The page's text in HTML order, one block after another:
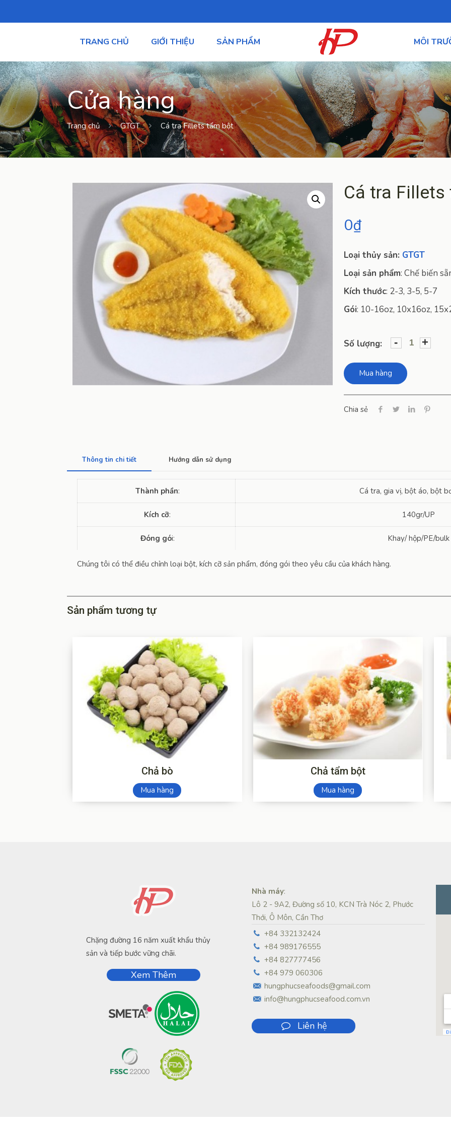
TRANG CHỦ GIỚI THIỆU SẢN PHẨM MÔI
Cửa hàng
Trang chủ GTGT Cá tra Fillets tẩm bột
Cá tra Fillets
0₫
Loại thủy sản: GTGT
Loại sản phẩm: Chế biến
Kích thước: 2-3, 3-5, 5-7
Gói: 10-16oz, 10x16oz,
Số lượng: - +
Mua hàng
Chia sẻ
Thông tin chi tiết Hướng dẫn sử dụng
Thành phần: Cá tra, gia vị, bột áo, bột
Kích cỡ: 140gr/UP
Đóng gói: Khay/ hộp/PE/bulk
Chúng tôi có thể điều chỉnh loại bột, kích cỡ sản phẩm, đóng gói theo yêu cầu của khách hàng.
Sản phẩm tương tự
Chả bò
Mua hàng
Chả tẩm bột
Mua hàng
Chặng đường 16 năm xuất khẩu thủy
sản và tiếp bước vững chãi.
Xem Thêm
Nhà máy:
Lô 2 - 9A2, Đường số 10, KCN Trà Nóc 2, Phước
Thới, Ô Môn, Cần Thơ
+84 332132424
+84 989176555
+84 827777456
+84 979 060306
hungphucseafoods@gmail.com
info@hungphucseafood.com.vn
Liên hệ